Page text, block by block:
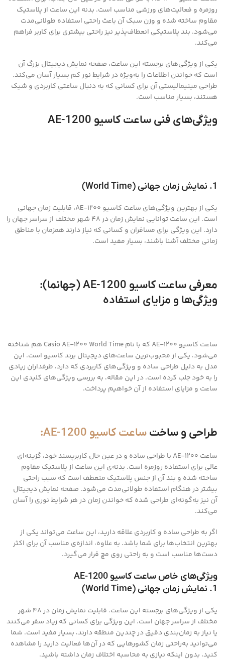
روزمره و فعالیت‌های ورزشی مناسب است. بدنه این ساعت از پلاستیک
مقاوم ساخته شده و وزن سبک آن باعث راحتی استفاده طولانی‌مدت
می‌شود. بند پلاستیکی انعطاف‌پذیر نیز راحتی بیشتری برای کاربر فراهم
می‌کند.
یکی از ویژگی‌های برجسته این ساعت، صفحه نمایش دیجیتال بزرگ آن
است که خواندن اطلاعات را به‌ویژه در شرایط نور کم بسیار آسان می‌کند.
طراحی مینیمالیستی آن برای کسانی که به دنبال ساعتی کاربردی و شیک
هستند، بسیار مناسب است.
ویژگی‌های فنی ساعت کاسیو AE-1200
1. نمایش زمان جهانی (World Time)
یکی از بهترین ویژگی‌های ساعت کاسیو AE-1200، قابلیت زمان جهانی
است. این ساعت توانایی نمایش زمان در 48 شهر مختلف از سراسر جهان را
دارد. این ویژگی برای مسافران و کسانی که نیاز دارند همزمان با مناطق
زمانی مختلف آشنا باشند، بسیار مفید است.
معرفی ساعت کاسیو AE-1200 (جهانما):
ویژگی‌ها و مزایای استفاده
ساعت کاسیو AE-1200 که با نام Casio AE-1200 World Time هم شناخته
می‌شود، یکی از محبوب‌ترین ساعت‌های دیجیتال برند کاسیو است. این
مدل به دلیل طراحی ساده و ویژگی‌های کاربردی که دارد، طرفداران زیادی
را به خود جلب کرده است. در این مقاله، به بررسی ویژگی‌های کلیدی این
ساعت و مزایای استفاده از آن خواهیم پرداخت.
طراحی و ساخت ساعت کاسیو AE-1200:
ساعت AE-1200 با طراحی ساده و در عین حال کاربرپسند خود، گزینه‌ای
عالی برای استفاده روزمره است. بدنه‌ی این ساعت از پلاستیک مقاوم
ساخته شده و بند آن از جنس پلاستیک منعطف است که سبب راحتی
بیشتر در هنگام استفاده طولانی‌مدت می‌شود. صفحه نمایش دیجیتال
آن نیز به‌گونه‌ای طراحی شده که خواندن زمان در هر شرایط نوری را آسان
می‌کند.
اگر به طراحی ساده و کاربردی علاقه دارید، این ساعت می‌تواند یکی از
بهترین انتخاب‌ها برای شما باشد. به علاوه، اندازه‌ی مناسب آن برای اکثر
دست‌ها مناسب است و به راحتی روی مچ قرار می‌گیرد.
ویژگی‌های خاص ساعت کاسیو AE-1200
1. نمایش زمان جهانی (World Time)
یکی از ویژگی‌های برجسته این ساعت، قابلیت نمایش زمان در 48 شهر
مختلف از سراسر جهان است. این ویژگی برای کسانی که زیاد سفر می‌کنند
یا نیاز به زمان‌بندی دقیق در چندین منطقه دارند، بسیار مفید است. شما
می‌توانید به‌راحتی زمان کشورهایی که در آن‌ها فعالیت دارید را مشاهده
کنید، بدون اینکه نیازی به محاسبه اختلاف زمان داشته باشید.